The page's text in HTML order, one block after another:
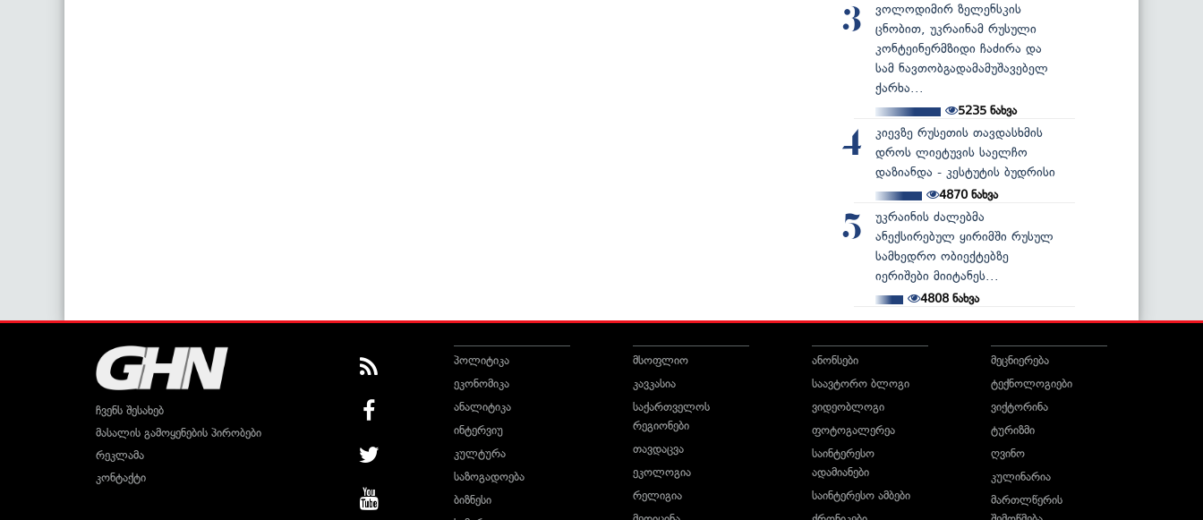
3
ვოლოდიმირ ზელენსკის
ცნობით, უკრაინამ რუსული
კონტეინერმზიდი ჩაძირა და
სამ ნავთობგადამამუშავებელ
ქარხა...
5235ნახვა
4
კიევზე რუსეთის თავდასხმის
დროს ლიეტუვის საელჩო
დაზიანდა - კესტუტის ბუდრისი
4870ნახვა
5
უკრაინის ძალებმა
ანექსირებულ ყირიმში რუსულ
სამხედრო ობიექტებზე
იერიშები მიიტანეს...
4808 ნახვა
ჩვენს შესახებ
მასალის გამოყენების პირობები
რეკლამა
კონტაქტი
პოლიტიკა
ეკონომიკა
ანალიტიკა
ინტერვიუ
კულტურა
საზოგადოება
ბიზნესი
მსოფლიო
კავკასია
საქართველოს
რეგიონები
თავდაცვა
ეკოლოგია
რელიგია
ანონსები
საავტორო ბლოგი
ვიდეობლოგი
ფოტოგალერეა
საინტერესო
ადამიანები
საინტერესო ამბები
მეცნიერება
ტექნოლოგიები
ვიქტორინა
ტურიზმი
ღვინო
კულინარია
მართლწერის